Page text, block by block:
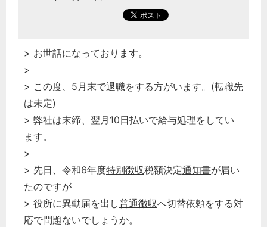
> お世話になっております。
>
> この度、5月末で退職をする方がいます。(転職先
は未定)
> 弊社は末締、翌月10日払いで給与処理をしてい
ます。
>
> 先日、令和6年度特別徴収税額決定通知書が届い
たのですが
> 役所に異動届を出し普通徴収へ切替依頼をする対
応で問題ないでしょうか。